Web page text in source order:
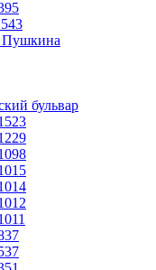
Пушкина
бульвар